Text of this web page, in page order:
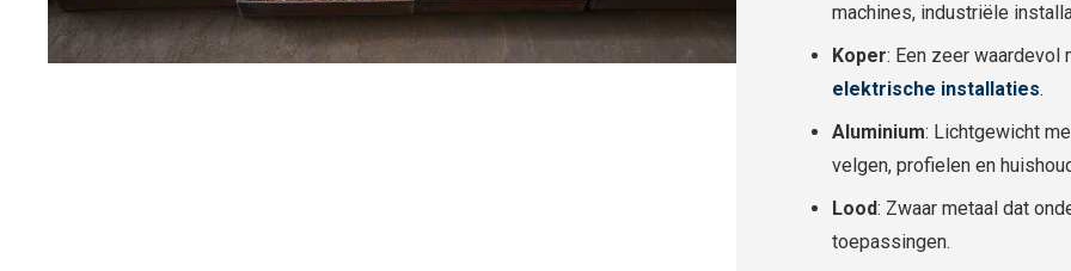
machines, industriële
Koper: Een zeer waardevol
elektrische installaties.
Aluminium: Lichtgewicht
velgen, profielen en
Lood: Zwaar metaal dat
toepassingen.